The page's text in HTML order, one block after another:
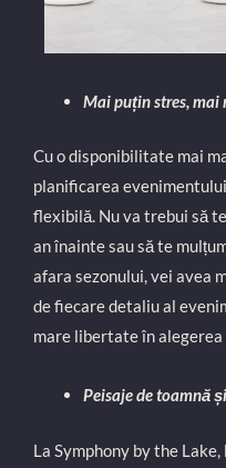
Mai puțin stres,
Cu o disponibilitate mai
planificarea
flexibilă. Nu va trebui să
an înainte sau să te
afara sezonului, vei avea
de fiecare detaliu al
mare libertate în
Peisaje de toamnă
La Symphony by the